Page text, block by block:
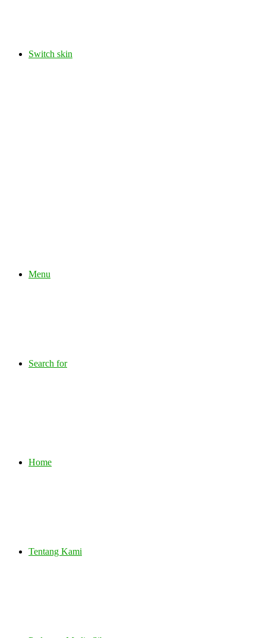
Switch skin
Menu
Search for
Home
Tentang Kami